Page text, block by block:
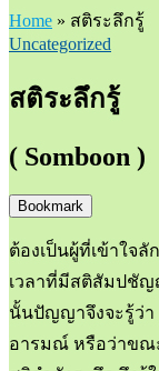
Home » สติระลึกรู้
Uncategorized
สติระลึกรู้
( Somboon )
Bookmark
ต้องเป็นผู้ที่เข้าใจ
เวลาที่มีสติสัมปชัญ
นั้นปัญญาจึงจะรู้ว่า
อารมณ์ หรือว่าขณ